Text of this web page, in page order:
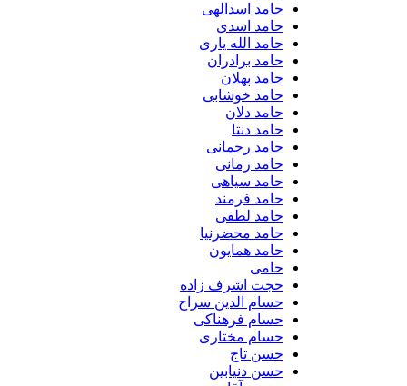
حامد اسدالهی
حامد اسدی
حامد الله یاری
حامد برادران
حامد پهلان
حامد خوشابی
حامد دلان
حامد دنتا
حامد رحمانی
حامد زمانی
حامد سیاهی
حامد فرمند
حامد لطفی
حامد محضرنیا
حامد همایون
حجت اشرف زاده
حسام الدین سراج
حسام فرهناکی
حسام مختاری
حسن تاج
حسن دنیابین